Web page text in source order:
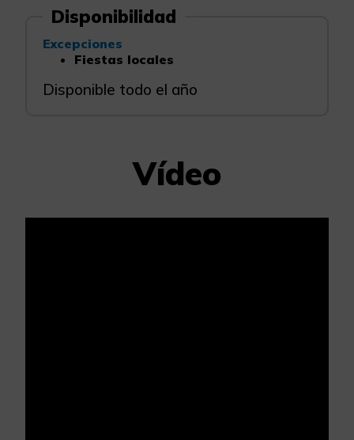
Disponibilidad
Excepciones
Fiestas locales
Disponible todo el año
Vídeo